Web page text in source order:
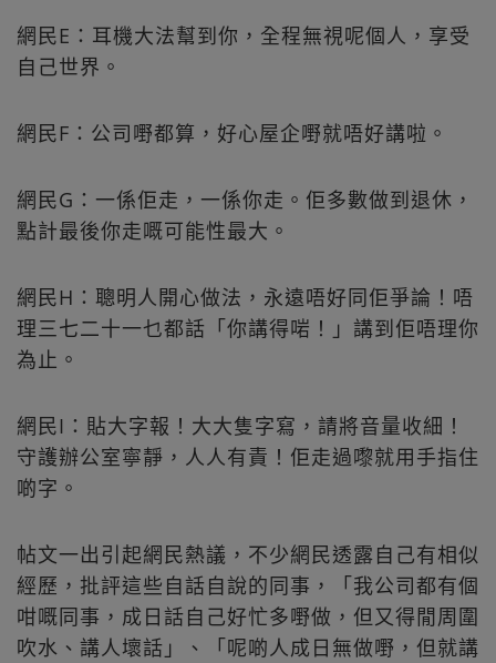
網民E：耳機大法幫到你，全程無視呢個人，享受
自己世界。
網民F：公司嘢都算，好心屋企嘢就唔好講啦。
網民G：一係佢走，一係你走。佢多數做到退休，
點計最後你走嘅可能性最大。
網民H：聰明人開心做法，永遠唔好同佢爭論！唔
理三七二十一乜都話「你講得啱！」講到佢唔理你
為止。
網民I：貼大字報！大大隻字寫，請將音量收細！
守護辦公室寧靜，人人有責！佢走過嚟就用手指住
啲字。
帖文一出引起網民熱議，不少網民透露自己有相似
經歷，批評這些自話自說的同事，「我公司都有個
咁嘅同事，成日話自己好忙多嘢做，但又得閒周圍
吹水、講人壞話」、「呢啲人成日無做嘢，但就講